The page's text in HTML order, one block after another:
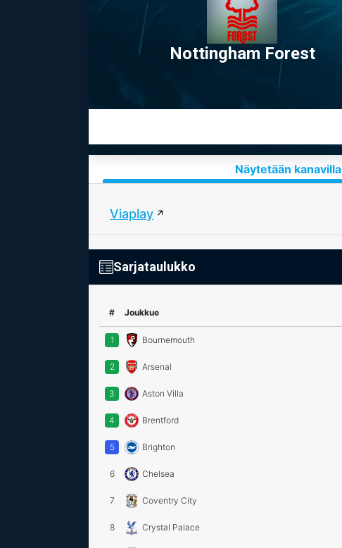
Nottingham Forest
Näytetään kanavilla
Viaplay
Sarjataulukko
# Joukkue
1 Bournemouth
2 Arsenal
3 Aston Villa
4 Brentford
5 Brighton
6 Chelsea
7 Coventry City
8 Crystal Palace